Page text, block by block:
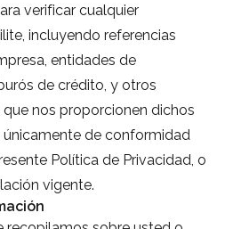
verificar cualquier
incluyendo referencias
entidades de
de crédito, y otros
nos proporcionen dichos
de conformidad
Política de Privacidad, o
vigente.